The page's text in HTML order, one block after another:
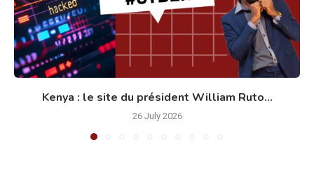
Kenya : le site du président William Ruto...
26 July 2026